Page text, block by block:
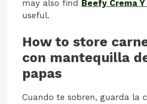
may also find Beefy Crema
useful.
How to store
con mantequilla
papas
Cuando te sobren, guarda la